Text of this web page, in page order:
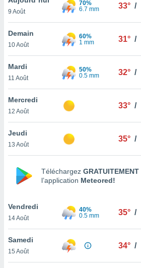
et
»,
au
vous
qu'ils
ou
le
ainsi
un
la
du
9 Août
70%
6.7 mm
33° /
Demain
10 Août
60%
1 mm
31° /
Mardi
11 Août
50%
0.5 mm
32° /
Mercredi
12 Août
33° /
Jeudi
13 Août
35° /
Téléchargez GRATUITEMENT
l’application Meteored!
Vendredi
14 Août
40%
0.5 mm
35° /
Samedi
15 Août
34° /